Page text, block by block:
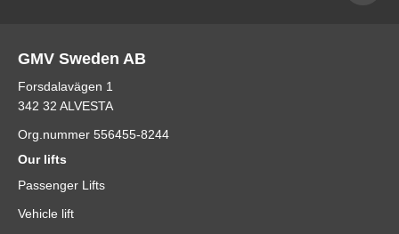
GMV Sweden AB
Forsdalavägen 1
342 32 ALVESTA
Org.nummer 556455-8244
Our lifts
Passenger Lifts
Vehicle lift